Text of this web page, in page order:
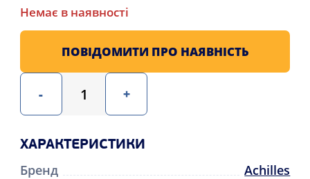
Немає в наявності
- +
ПОВІДОМИТИ ПРО НАЯВНІСТЬ
ХАРАКТЕРИСТИКИ
Бренд
Achilles